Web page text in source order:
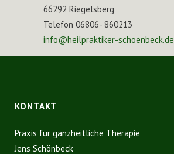
66292 Riegelsberg
Telefon 06806- 860213
info@heilpraktiker-schoenbeck.de
KONTAKT
Praxis für ganzheitliche Therapie
Jens Schönbeck